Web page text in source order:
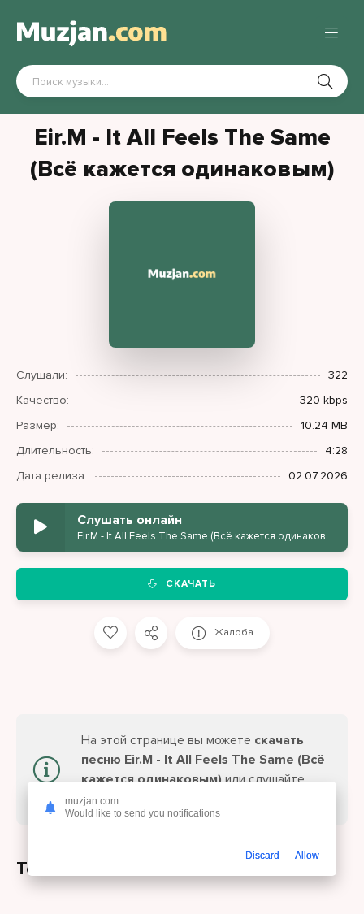
Eir.M - It All Feels The Same
(Всё кажется одинаковым)
Слушали:
322
Качество:
320 kbps
Размер:
10.24 MB
Длительность:
4:28
Дата релиза:
02.07.2026
Слушать онлайн
Eir.M - It All Feels The Same (Всё кажется одинаковым)
СКАЧАТЬ
Жалоба
На этой странице вы можете скачать
песню Eir.M - It All Feels The Same (Всё
кажется одинаковым) или слушайте
онлайн бесплатно.
Текст песни
muzjan.com
Would like to send you notifications
Discard Allow